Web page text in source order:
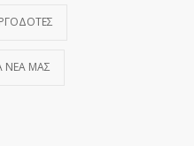
ΝΈΑ ΜΑΣ